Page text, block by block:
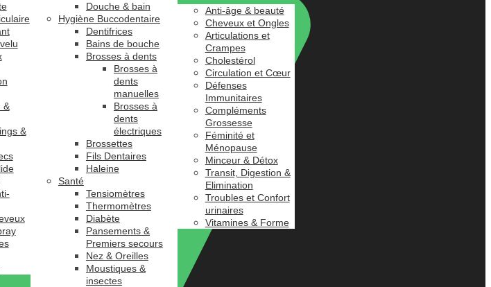
&
&
Douche & bain
Hygiène Buccodentaire
Dentifrices
Bains de bouche
Brosses à dents
Brosses à
dents
manuelles
Brosses à
dents
électriques
Brossettes
Fils Dentaires
Haleine
Santé
Tensiomètres
Thermomètres
Diabète
Pansements &
Premiers secours
Nez & Oreilles
Moustiques &
insectes
Anti-âge & beauté
Cheveux et Ongles
Articulations et
Crampes
Cholestérol
Circulation et Cœur
Défenses
Immunitaires
Compléments
Grossesse
Féminité et
Ménopause
Minceur & Détox
Transit, Digestion &
Elimination
Troubles et Confort
urinaires
Vitamines & Forme